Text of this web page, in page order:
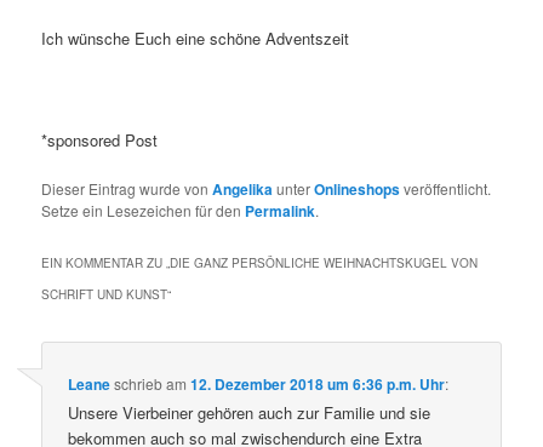
Ich wünsche Euch eine schöne Adventszeit
*sponsored Post
Dieser Eintrag wurde vonAngelikaunterOnlineshopsveröffentlicht.
Setze ein Lesezeichen für den Permalink.
EIN KOMMENTAR ZU „DIE GANZ PERSÖNLICHE WEIHNACHTSKUGEL VON
SCHRIFT UND KUNST“
Leaneschriebam12. Dezember 2018 um 6:36 p.m. Uhr:
Unsere Vierbeiner gehören auch zur Familie und sie
bekommen auch so mal zwischendurch eine Extra